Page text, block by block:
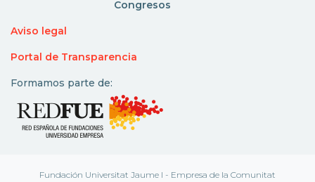
Congresos
Aviso legal
Portal de Transparencia
Formamos parte de:
Fundación Universitat Jaume I - Empresa de la Comunitat